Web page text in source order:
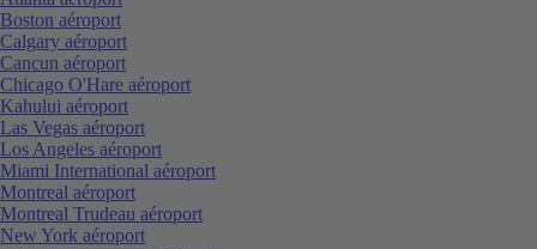
Boston aéroport
Calgary aéroport
Cancun aéroport
Chicago O'Hare aéroport
Kahului aéroport
Las Vegas aéroport
Los Angeles aéroport
Miami International aéroport
Montreal aéroport
Montreal Trudeau aéroport
New York aéroport